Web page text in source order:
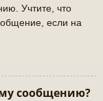
Учтите, что
если на
сообщению?